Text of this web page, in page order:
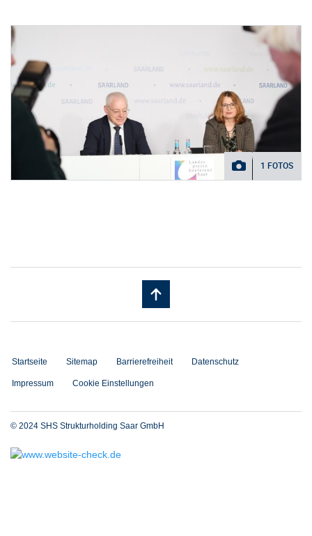
1 FOTOS
Startseite Sitemap Barrierefreiheit Datenschutz
Impressum Cookie Einstellungen
© 2024 SHS Strukturholding Saar GmbH